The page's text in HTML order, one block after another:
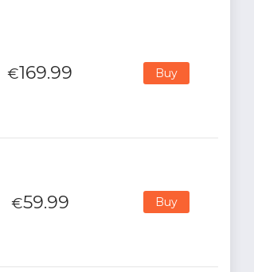
€169.99 Buy
€59.99 Buy